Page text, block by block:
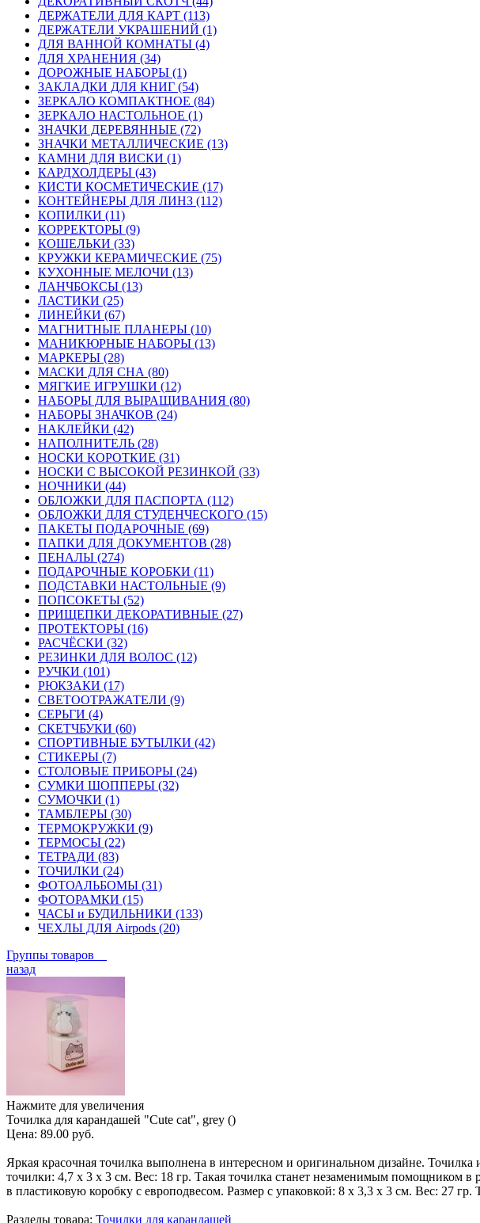
ДЕРЖАТЕЛИ ДЛЯ КАРТ (113)
ДЕРЖАТЕЛИ УКРАШЕНИЙ (1)
ДЛЯ ВАННОЙ КОМНАТЫ (4)
ДЛЯ ХРАНЕНИЯ (34)
ДОРОЖНЫЕ НАБОРЫ (1)
ЗАКЛАДКИ ДЛЯ КНИГ (54)
ЗЕРКАЛО КОМПАКТНОЕ (84)
ЗЕРКАЛО НАСТОЛЬНОЕ (1)
ЗНАЧКИ ДЕРЕВЯННЫЕ (72)
ЗНАЧКИ МЕТАЛЛИЧЕСКИЕ (13)
КАМНИ ДЛЯ ВИСКИ (1)
КАРДХОЛДЕРЫ (43)
КИСТИ КОСМЕТИЧЕСКИЕ (17)
КОНТЕЙНЕРЫ ДЛЯ ЛИНЗ (112)
КОПИЛКИ (11)
КОРРЕКТОРЫ (9)
КОШЕЛЬКИ (33)
КРУЖКИ КЕРАМИЧЕСКИЕ (75)
КУХОННЫЕ МЕЛОЧИ (13)
ЛАНЧБОКСЫ (13)
ЛАСТИКИ (25)
ЛИНЕЙКИ (67)
МАГНИТНЫЕ ПЛАНЕРЫ (10)
МАНИКЮРНЫЕ НАБОРЫ (13)
МАРКЕРЫ (28)
МАСКИ ДЛЯ СНА (80)
МЯГКИЕ ИГРУШКИ (12)
НАБОРЫ ДЛЯ ВЫРАЩИВАНИЯ (80)
НАБОРЫ ЗНАЧКОВ (24)
НАКЛЕЙКИ (42)
НАПОЛНИТЕЛЬ (28)
НОСКИ КОРОТКИЕ (31)
НОСКИ С ВЫСОКОЙ РЕЗИНКОЙ (33)
НОЧНИКИ (44)
ОБЛОЖКИ ДЛЯ ПАСПОРТА (112)
ОБЛОЖКИ ДЛЯ СТУДЕНЧЕСКОГО (15)
ПАКЕТЫ ПОДАРОЧНЫЕ (69)
ПАПКИ ДЛЯ ДОКУМЕНТОВ (28)
ПЕНАЛЫ (274)
ПОДАРОЧНЫЕ КОРОБКИ (11)
ПОДСТАВКИ НАСТОЛЬНЫЕ (9)
ПОПСОКЕТЫ (52)
ПРИЩЕПКИ ДЕКОРАТИВНЫЕ (27)
ПРОТЕКТОРЫ (16)
РАСЧЁСКИ (32)
РЕЗИНКИ ДЛЯ ВОЛОС (12)
РУЧКИ (101)
РЮКЗАКИ (17)
СВЕТООТРАЖАТЕЛИ (9)
СЕРЬГИ (4)
СКЕТЧБУКИ (60)
СПОРТИВНЫЕ БУТЫЛКИ (42)
СТИКЕРЫ (7)
СТОЛОВЫЕ ПРИБОРЫ (24)
СУМКИ ШОППЕРЫ (32)
СУМОЧКИ (1)
ТАМБЛЕРЫ (30)
ТЕРМОКРУЖКИ (9)
ТЕРМОСЫ (22)
ТЕТРАДИ (83)
ТОЧИЛКИ (24)
ФОТОАЛЬБОМЫ (31)
ФОТОРАМКИ (15)
ЧАСЫ и БУДИЛЬНИКИ (133)
ЧЕХЛЫ ДЛЯ Airpods (20)
Группы товаров
назад
Нажмите для увеличения
Точилка для карандашей "Cute cat", grey ()
Цена: 89.00 руб.
Яркая красочная точилка выполнена в интересном и оригинальном дизайне.
точилки: 4,7 х 3 х 3 см. Вес: 18 гр. Такая точилка станет незаменимым помощником
в пластиковую коробку с европодвесом. Размер с упаковкой: 8 х 3,3 х 3 см. Вес: 27
Разделы товара: Точилки для карандашей